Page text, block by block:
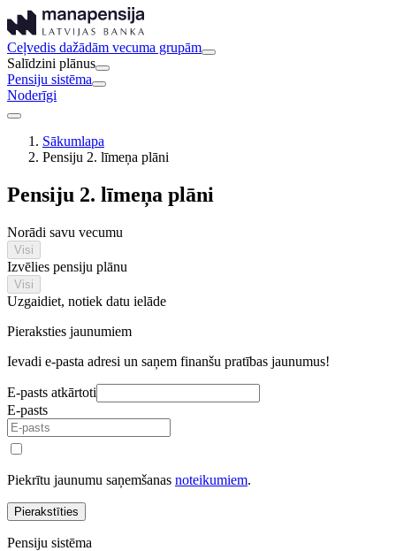
Ceļvedis dažādām vecuma grupām
Salīdzini plānus
Pensiju sistēma
Noderīgi
Sākumlapa
Pensiju 2. līmeņa plāni
Pensiju 2. līmeņa plāni
Norādi savu vecumu
Visi
Izvēlies pensiju plānu
Visi
Uzgaidiet, notiek datu ielāde
Pieraksties jaunumiem
Ievadi e-pasta adresi un saņem finanšu pratības jaunumus!
E-pasts atkārtoti
E-pasts
Piekrītu jaunumu saņemšanas noteikumiem.
Pierakstīties
Pensiju sistēma